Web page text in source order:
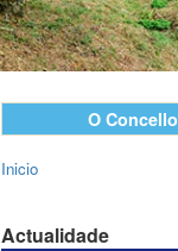
O Concello
Inicio
Actualidade